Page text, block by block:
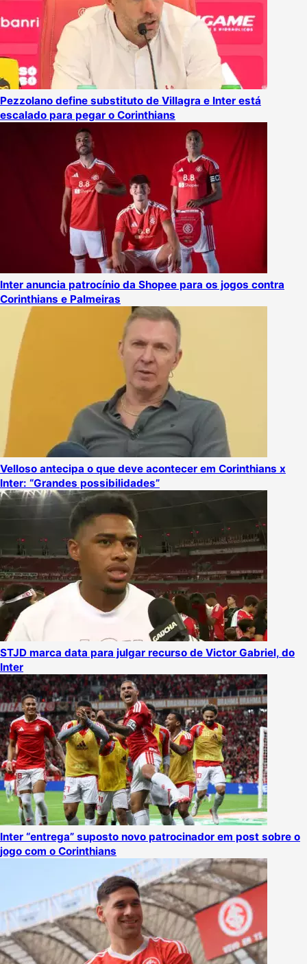
Pezzolano define substituto de Villagra e Inter está
escalado para pegar o Corinthians
Inter anuncia patrocínio da Shopee para os jogos contra
Corinthians e Palmeiras
Velloso antecipa o que deve acontecer em Corinthians x
Inter: “Grandes possibilidades”
STJD marca data para julgar recurso de Victor Gabriel, do
Inter
Inter “entrega” suposto novo patrocinador em post sobre o
jogo com o Corinthians